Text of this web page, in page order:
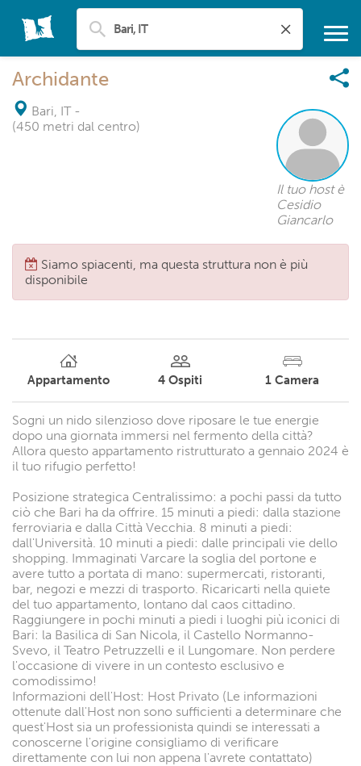
Archidante
Bari, IT -
(450 metri dal centro)
Il tuo host è
Cesidio
Giancarlo
Siamo spiacenti, ma questa struttura non è più
disponibile
Appartamento 4 Ospiti 1 Camera
Sogni un nido silenzioso dove riposare le tue energie
dopo una giornata immersi nel fermento della città?
Allora questo appartamento ristrutturato a gennaio 2024 è
il tuo rifugio perfetto!
Posizione strategica Centralissimo: a pochi passi da tutto
ciò che Bari ha da offrire. 15 minuti a piedi: dalla stazione
ferroviaria e dalla Città Vecchia. 8 minuti a piedi:
dall'Università. 10 minuti a piedi: dalle principali vie dello
shopping. Immaginati Varcare la soglia del portone e
avere tutto a portata di mano: supermercati, ristoranti,
bar, negozi e mezzi di trasporto. Ricaricarti nella quiete
del tuo appartamento, lontano dal caos cittadino.
Raggiungere in pochi minuti a piedi i luoghi più iconici di
Bari: la Basilica di San Nicola, il Castello Normanno-
Svevo, il Teatro Petruzzelli e il Lungomare. Non perdere
l'occasione di vivere in un contesto esclusivo e
comodissimo!
Informazioni dell'Host: Host Privato (Le informazioni
ottenute dall'Host non sono sufficienti a determinare che
quest'Host sia un professionista quindi se interessati a
conoscerne l'origine consigliamo di verificare
direttamente con lui non appena l'avrete contattato)